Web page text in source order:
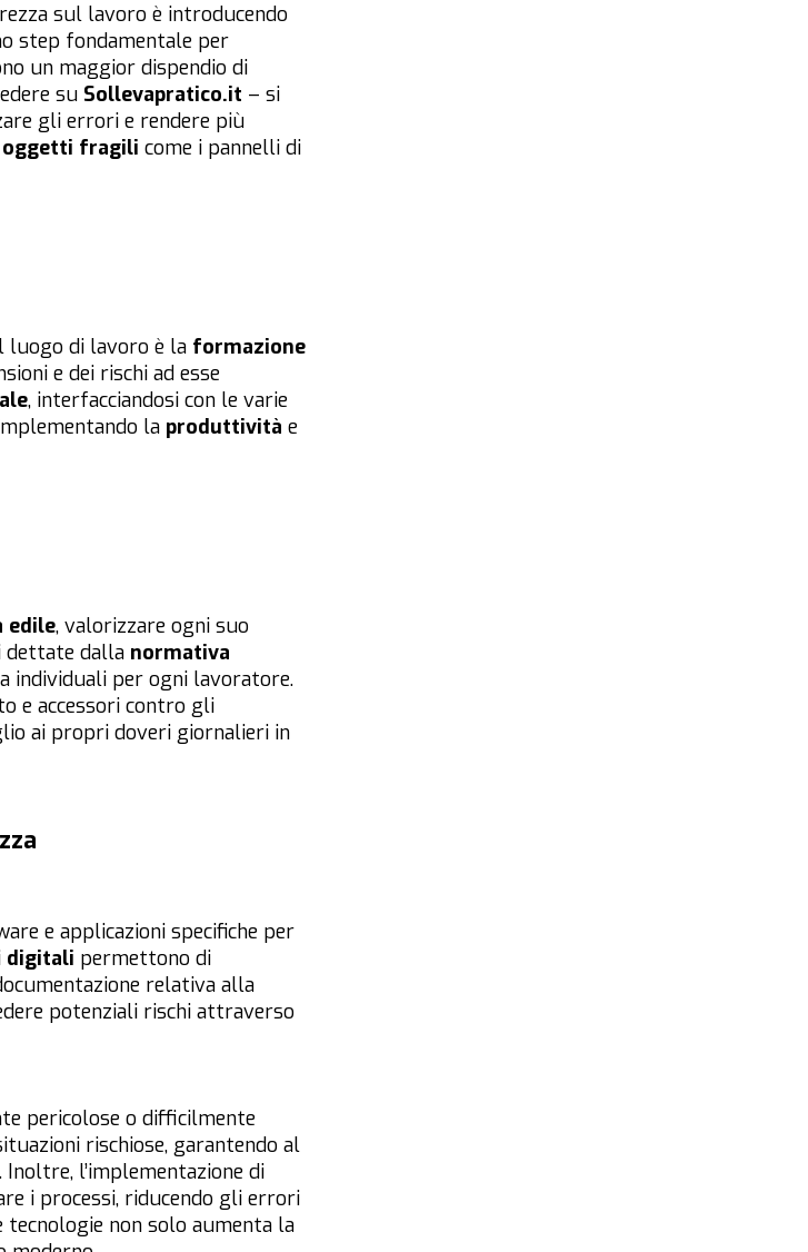
sul lavoro è introducendo
step fondamentale per
un maggior dispendio di
su Sollevapratico.it – si
gli errori e rendere più
oggetti fragili come i pannelli di
luogo di lavoro è la formazione
e dei rischi ad esse
, interfacciandosi con le varie
la produttività e
edile, valorizzare ogni suo
dettate dalla normativa
individuali per ogni lavoratore.
e accessori contro gli
ai propri doveri giornalieri in
e applicazioni specifiche per
digitali permettono di
relativa alla
potenziali rischi attraverso
pericolose o difficilmente
rischiose, garantendo al
l’implementazione di
i processi, riducendo gli errori
tecnologie non solo aumenta la